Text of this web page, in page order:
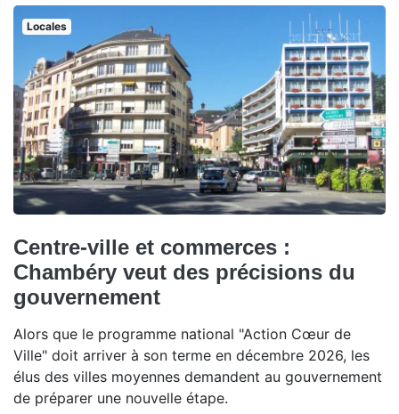
Locales
Centre-ville et commerces :
Chambéry veut des précisions du
gouvernement
Alors que le programme national "Action Cœur de
Ville" doit arriver à son terme en décembre 2026, les
élus des villes moyennes demandent au gouvernement
de préparer une nouvelle étape.